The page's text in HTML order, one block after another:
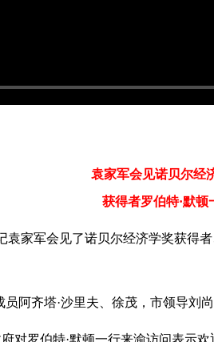
袁家军会见诺贝尔经
获得者罗伯特·默顿
袁家军会见了诺贝尔经济学奖获得
员阿齐塔·沙里夫、徐茂，市领导刘
对罗伯特·默顿一行来渝访问表示